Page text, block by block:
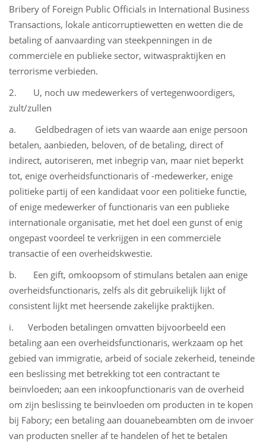
Bribery of Foreign Public Officials in International Business
Transactions, lokale anticorruptiewetten en wetten die de
betaling of aanvaarding van steekpenningen in de
commerciële en publieke sector, witwaspraktijken en
terrorisme verbieden.
2. U, noch uw medewerkers of vertegenwoordigers,
zult/zullen
a. Geldbedragen of iets van waarde aan enige persoon
betalen, aanbieden, beloven, of de betaling, direct of
indirect, autoriseren, met inbegrip van, maar niet beperkt
tot, enige overheidsfunctionaris of -medewerker, enige
politieke partij of een kandidaat voor een politieke functie,
of enige medewerker of functionaris van een publieke
internationale organisatie, met het doel een gunst of enig
ongepast voordeel te verkrijgen in een commerciële
transactie of een overheidskwestie.
b. Een gift, omkoopsom of stimulans betalen aan enige
overheidsfunctionaris, zelfs als dit gebruikelijk lijkt of
consistent lijkt met heersende zakelijke praktijken.
i. Verboden betalingen omvatten bijvoorbeeld een
betaling aan een overheidsfunctionaris, werkzaam op het
gebied van immigratie, arbeid of sociale zekerheid, teneinde
een beslissing met betrekking tot een contractant te
beïnvloeden; aan een inkoopfunctionaris van de overheid
om zijn beslissing te beïnvloeden om producten in te kopen
bij Fabory; een betaling aan douanebeambten om de invoer
van producten sneller af te handelen of het te betalen